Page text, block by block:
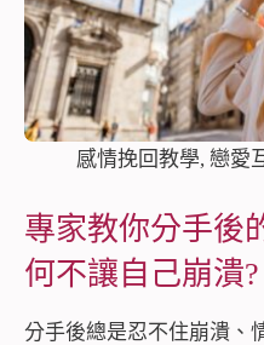
感情挽回教學, 戀愛
專家教你分手後
何不讓自己崩潰?
分手後總是忍不住崩潰、